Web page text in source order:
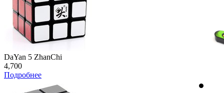
DaYan 5 ZhanChi
4,700
Подробнее